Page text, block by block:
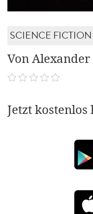
SCIENCE FICTION
Von
Jetzt